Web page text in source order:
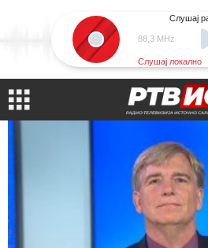
88,3 MHz
Слушај
Слушај локално